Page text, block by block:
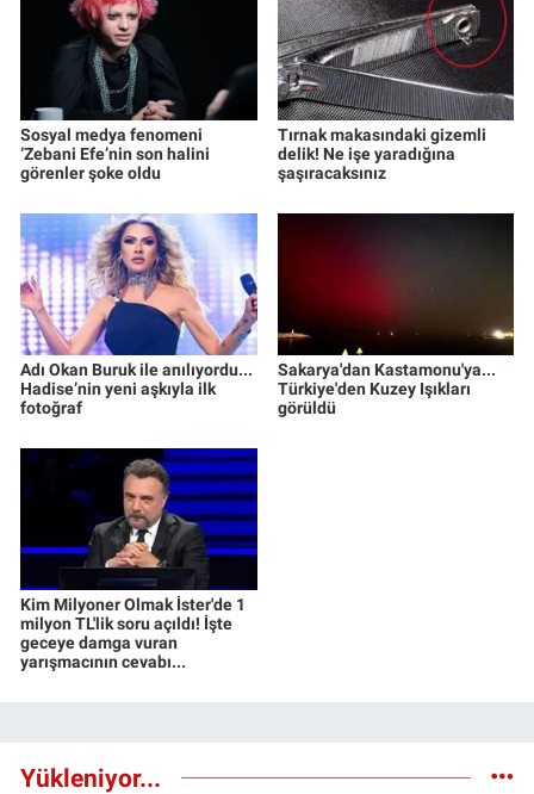
Sosyal medya fenomeni
‘Zebani Efe’nin son halini
görenler şoke oldu
Tırnak makasındaki gizemli
delik! Ne işe yaradığına
şaşıracaksınız
Adı Okan Buruk ile anılıyordu...
Hadise’nin yeni aşkıyla ilk
fotoğraf
Sakarya'dan Kastamonu'ya...
Türkiye'den Kuzey Işıkları
görüldü
Kim Milyoner Olmak İster'de 1
milyon TL'lik soru açıldı! İşte
geceye damga vuran
yarışmacının cevabı...
Yükleniyor...